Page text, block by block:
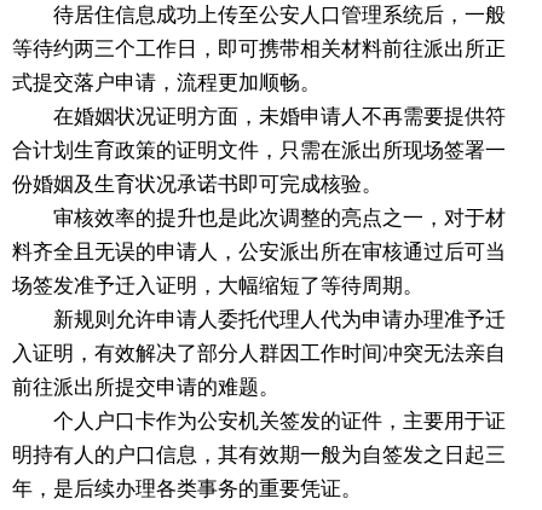
待居住信息成功上传至公安人口管理系统后，一般
等待约两三个工作日，即可携带相关材料前往派出所正
式提交落户申请，流程更加顺畅。
在婚姻状况证明方面，未婚申请人不再需要提供符
合计划生育政策的证明文件，只需在派出所现场签署一
份婚姻及生育状况承诺书即可完成核验。
审核效率的提升也是此次调整的亮点之一，对于材
料齐全且无误的申请人，公安派出所在审核通过后可当
场签发准予迁入证明，大幅缩短了等待周期。
新规则允许申请人委托代理人代为申请办理准予迁
入证明，有效解决了部分人群因工作时间冲突无法亲自
前往派出所提交申请的难题。
个人户口卡作为公安机关签发的证件，主要用于证
明持有人的户口信息，其有效期一般为自签发之日起三
年，是后续办理各类事务的重要凭证。